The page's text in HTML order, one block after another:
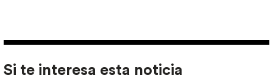
Si te interesa esta noticia